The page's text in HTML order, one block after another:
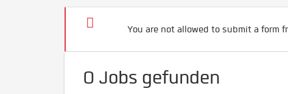
You are not allowed to submit a form
0 Jobs gefunden